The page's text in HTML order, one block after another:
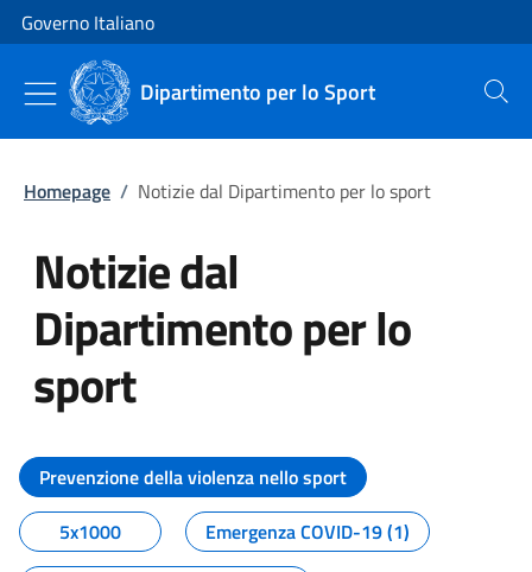
Vai al contenuto
Vai alla navigazione del sito
Governo Italiano
Dipartimento per lo Sport Cerca
Homepage / Notizie dal Dipartimento per lo sport
Notizie dal
Dipartimento per lo
sport
Tutti i contenuti della pagina
Prevenzione della violenza nello sport
5x1000
Emergenza COVID-19 (1)